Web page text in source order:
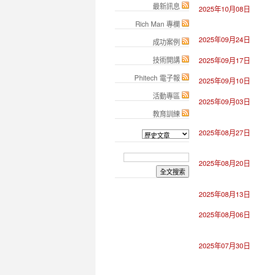
最新訊息
Rich Man 專欄
成功案例
技術開講
Phitech 電子報
活動專區
教育訓練
2025年10月08日
2025年09月24日
2025年09月17日
2025年09月10日
2025年09月03日
2025年08月27日
2025年08月20日
2025年08月13日
2025年08月06日
2025年07月30日